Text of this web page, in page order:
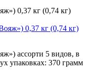
0,37 кг (0,74 кг)
ассорти 5 видов, в
упаковках: 370 грамм